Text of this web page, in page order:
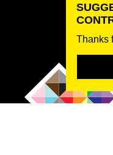
About
Thanks